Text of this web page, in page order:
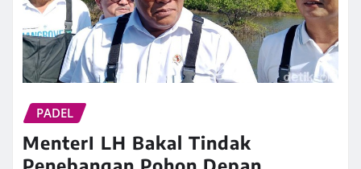
PADEL
MenterI LH Bakal Tindak